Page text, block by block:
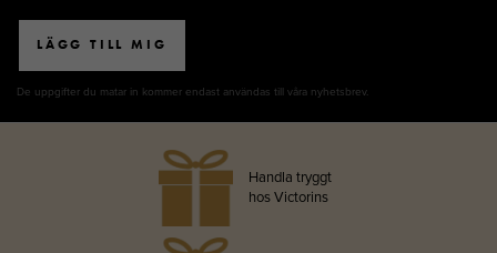
LÄGG TILL MIG
De uppgifter du matar in kommer endast användas till våra nyhetsbrev.
Handla tryggt
hos Victorins